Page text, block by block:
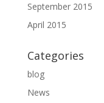
September 2015
April 2015
Categories
blog
News